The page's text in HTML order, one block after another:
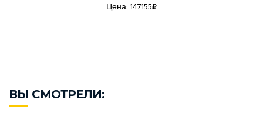
Цена: 147155₽
ВЫ СМОТРЕЛИ: